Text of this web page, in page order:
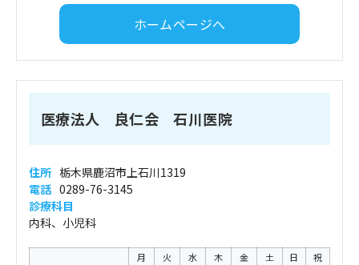
ホームページへ
医療法人 良仁会 石川医院
住所 栃木県鹿沼市上石川1319
電話 0289-76-3145
診療科目
内科、小児科
月 火 水 木 金 土 日 祝